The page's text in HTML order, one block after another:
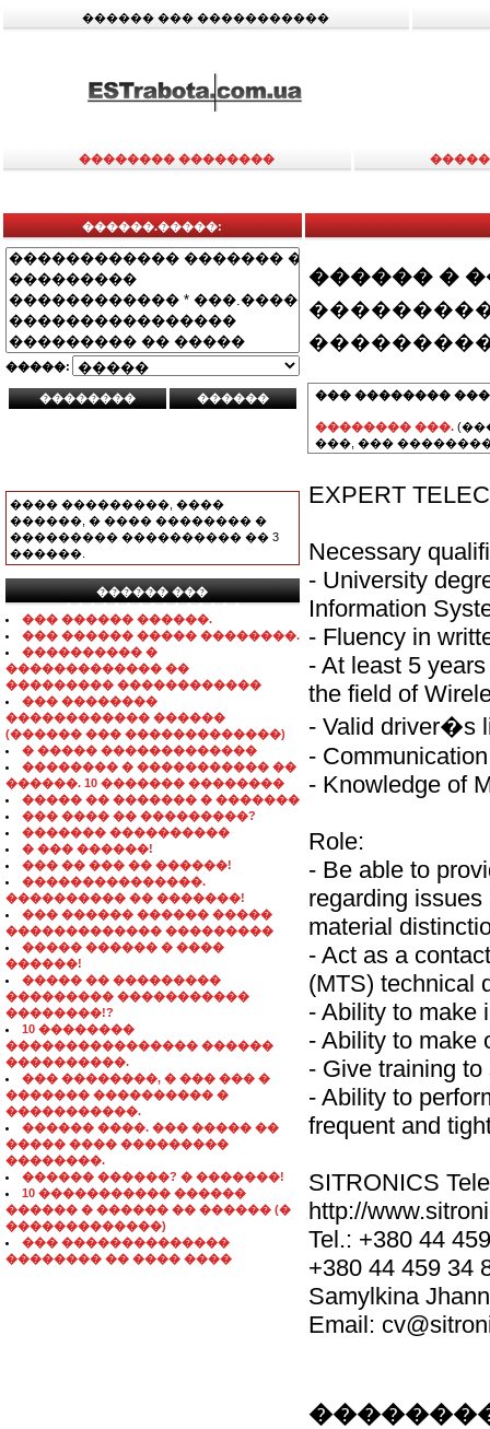
������ ��� �����������
�������� ��������
������.�����:
�����:
���� ���������, ����
������, � ���� �������� �
��������� ���������� �� 3
������.
������ ���
���������������
��� ������ ������.
��� ������ ����� ��������.
���������� �
������������� ��
��������� ������������
��� ��������
������������ ������
(������ ��� �������������)
� ����� �������������
�������� � ����������� ��
������. 10 ������� ��������
����� �� ������� � �������
��� ���� �� ���������?
������� ����������
� ��� ������!
��� �� ��� �� ������!
���������������.
���������� �� �������!
��� ������ ������ �����
������������� ���������
����� ������ � ����
������!
����� �� ���������
��������� �����������
��������!?
10 ��������
���������������� ������
����������.
��� ��������, � ��� ��� �
������� ���������� �
�����������.
������ ����. ��� ����� ��
����� ���� ���������
��������.
������ ������? � �������!
10 ����������� ������
������ � ������ �� ������ (�
�������������)
��� ��������������
�������� �� ���� ����
������ �
��� ��������
�������� ���.
���, ���
EXPERT
Necessary
- University
Information
- Fluency in
- At least 5
the field of
- Valid driver�s
-
- Knowledge of
Role:
- Be able to
regarding
material
- Act as a
(MTS) technical
- Ability to make
- Ability to make
- Give training
- Ability to
frequent and
SITRONICS
http://
Tel.: +380 44
+380 44 459 34
Samylkina
Email: